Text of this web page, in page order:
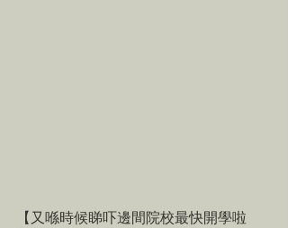
【又喺時候睇吓邊間院校最快開學啦